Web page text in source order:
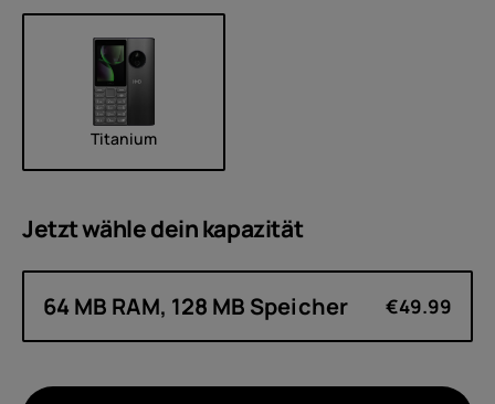
Titanium
Jetzt wähle deinkapazität
64 MB RAM, 128 MB Speicher €49.99